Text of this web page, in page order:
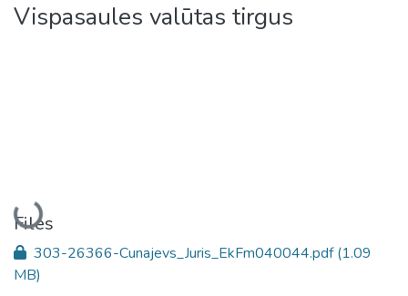
Vispasaules valūtas tirgus
Loading...
Files
303-26366-Cunajevs_Juris_EkFm040044.pdf(1.09
MB)